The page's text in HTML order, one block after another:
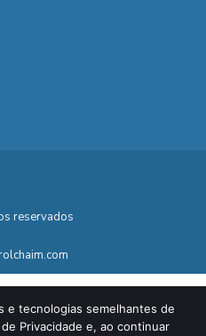
reservados
e tecnologias semelhantes de
Privacidade e, ao continuar